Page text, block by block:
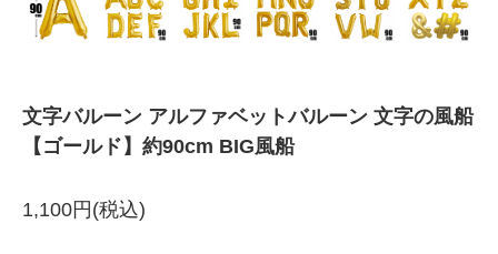
文字バルーン アルファベットバルーン 文字の風船
【ゴールド】約90cm BIG風船
1,100円(税込)